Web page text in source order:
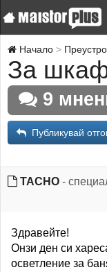
Начало
За
9
Публикувай
TACHO -
Здравейте!
Онзи ден си
осветление за